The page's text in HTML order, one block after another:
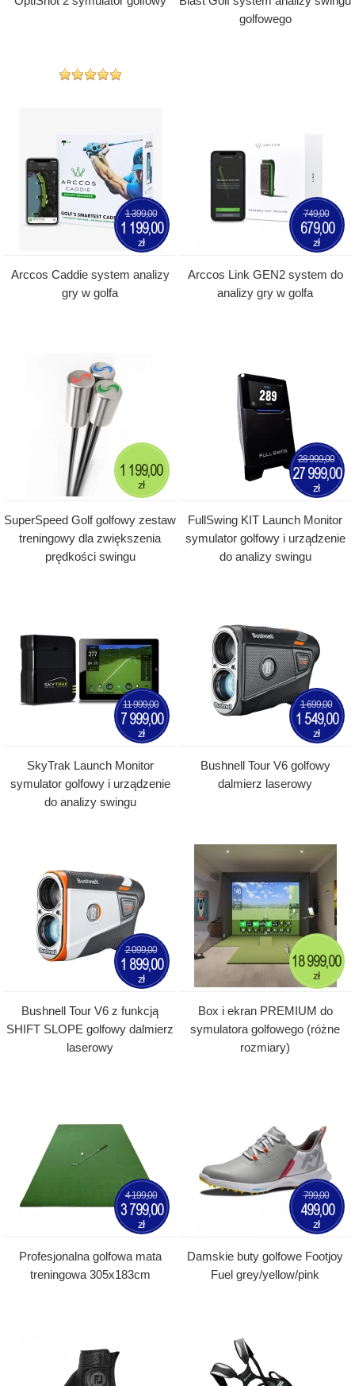
golfowego
Arccos Caddie system analizy
gry w golfa
1 399,00
1 199,00
zł
Arccos Link GEN2 system do
analizy gry w golfa
749,00
679,00
zł
SuperSpeed Golf golfowy zestaw
treningowy dla zwiększenia
prędkości swingu
1 199,00
zł
FullSwing KIT Launch Monitor
symulator golfowy i urządzenie
do analizy swingu
28 999,00
27 999,00
zł
SkyTrak Launch Monitor
symulator golfowy i urządzenie
do analizy swingu
11 999,00
7 999,00
zł
Bushnell Tour V6 golfowy
dalmierz laserowy
1 699,00
1 549,00
zł
Bushnell Tour V6 z funkcją
SHIFT SLOPE golfowy dalmierz
laserowy
2 099,00
1 899,00
zł
Box i ekran PREMIUM do
symulatora golfowego (różne
rozmiary)
18 999,00
zł
Profesjonalna golfowa mata
treningowa 305x183cm
4 199,00
3 799,00
zł
Damskie buty golfowe Footjoy
Fuel grey/yellow/pink
799,00
499,00
zł